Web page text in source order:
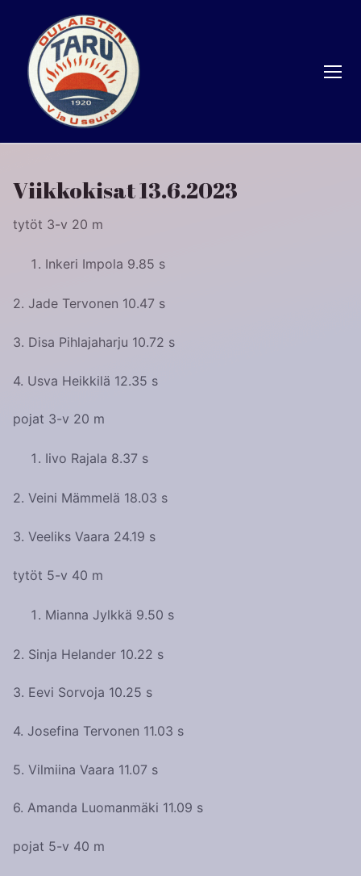
sisältöön
Viikkokisat 13.6.2023
tytöt 3-v 20 m
Inkeri Impola 9.85 s
2. Jade Tervonen 10.47 s
3. Disa Pihlajaharju 10.72 s
4. Usva Heikkilä 12.35 s
pojat 3-v 20 m
Iivo Rajala 8.37 s
2. Veini Mämmelä 18.03 s
3. Veeliks Vaara 24.19 s
tytöt 5-v 40 m
Mianna Jylkkä 9.50 s
2. Sinja Helander 10.22 s
3. Eevi Sorvoja 10.25 s
4. Josefina Tervonen 11.03 s
5. Vilmiina Vaara 11.07 s
6. Amanda Luomanmäki 11.09 s
pojat 5-v 40 m